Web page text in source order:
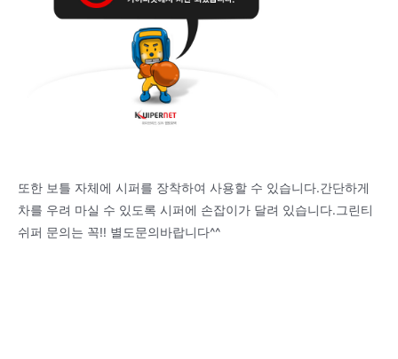
또한 보틀 자체에 시퍼를 장착하여 사용할 수 있습니다.간단하게
차를 우려 마실 수 있도록 시퍼에 손잡이가 달려 있습니다.그린티
쉬퍼 문의는 꼭!! 별도문의바랍니다^^